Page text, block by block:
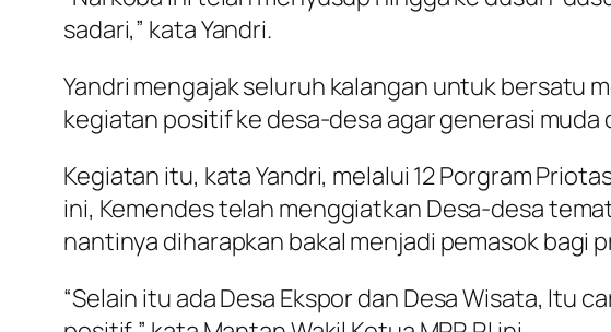
sadari,” kata Yandri.
Yandri mengajak seluruh kalangan untuk bersatu
kegiatan positif ke desa-desa agar generasi
Kegiatan itu, kata Yandri, melalui 12 Porgram
ini, Kemendes telah menggiatkan Desa-desa
nantinya diharapkan bakal menjadi pemasok bagi
“Selain itu ada Desa Ekspor dan Desa Wisata, Itu